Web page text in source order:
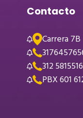
Contacto
Carrera
312
PBX 601